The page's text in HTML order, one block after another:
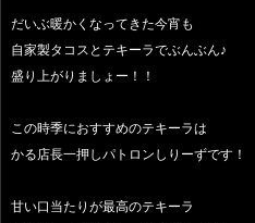
だいぶ暖かくなってきた今宵も
自家製タコスとテキーラでぶんぶん♪
盛り上がりましょー！！
この時季におすすめのテキーラは
かる店長一押しパトロンしりーずです！
甘い口当たりが最高のテキーラ